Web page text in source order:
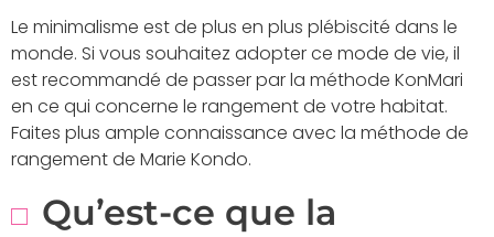
Le minimalisme est de plus en plus plébiscité dans le
monde. Si vous souhaitez adopter ce mode de vie, il
est recommandé de passer par la méthode KonMari
en ce qui concerne le rangement de votre habitat.
Faites plus ample connaissance avec la méthode de
rangement de Marie Kondo.
Qu’est-ce que la